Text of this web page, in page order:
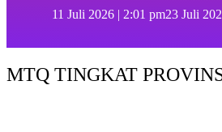
11 Juli 2026 | 2:01 pm23 Juli
MTQ TINGKAT